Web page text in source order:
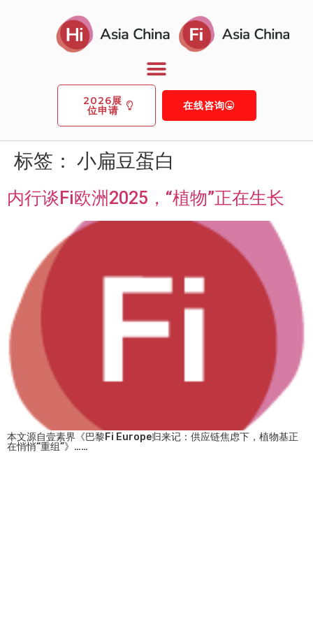
2026展
位申请 在线咨询
标签： 小扁豆蛋白
内行谈Fi欧洲2025，“植物”正在生长
本文源自壹素界《巴黎Fi Europe归来记：供应链焦虑下，植物基正
在悄悄“重组”》……